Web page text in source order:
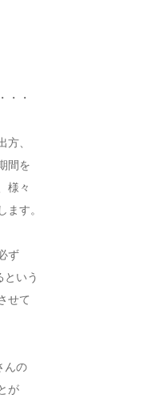
・・
方、
間を
様々
ます。
ず
という
せて
んの
が